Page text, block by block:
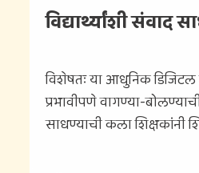
विद्यार्थ्यांशी संवाद
विशेषतः या आधुनिक डिजिटल
प्रभावीपणे वागण्या-
साधण्याची कला